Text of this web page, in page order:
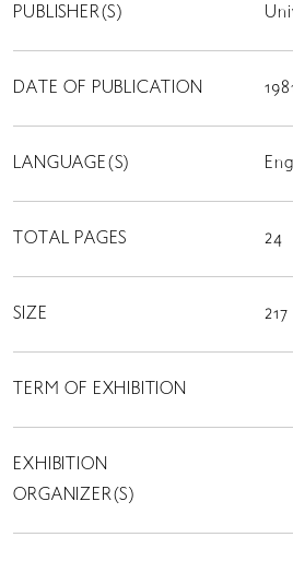
LIBRARY
PUBLISHER(S)
DATE OF PUBLICATION
LANGUAGE(S)
TOTAL PAGES 24
SIZE 217
TERM OF EXHIBITION
EXHIBITION
ORGANIZER(S)